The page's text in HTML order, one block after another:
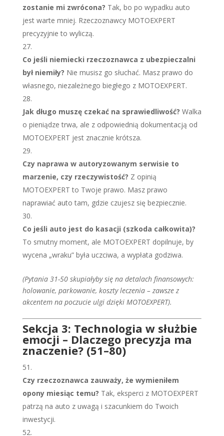
zostanie mi zwrócona? Tak, bo po wypadku auto
jest warte mniej. Rzeczoznawcy MOTOEXPERT
precyzyjnie to wyliczą.
Co jeśli niemiecki rzeczoznawca z ubezpieczalni
był niemiły? Nie musisz go słuchać. Masz prawo do
własnego, niezależnego biegłego z MOTOEXPERT.
Jak długo muszę czekać na sprawiedliwość? Walka
o pieniądze trwa, ale z odpowiednią dokumentacją od
MOTOEXPERT jest znacznie krótsza.
Czy naprawa w autoryzowanym serwisie to
marzenie, czy rzeczywistość? Z opinią
MOTOEXPERT to Twoje prawo. Masz prawo
naprawiać auto tam, gdzie czujesz się bezpiecznie.
Co jeśli auto jest do kasacji (szkoda całkowita)?
To smutny moment, ale MOTOEXPERT dopilnuje, by
wycena „wraku” była uczciwa, a wypłata godziwa.
(Pytania 31-50 skupiałyby się na detalach finansowych:
holowanie, parkowanie, koszty leczenia – zawsze z
akcentem na poczucie ulgi dzięki MOTOEXPERT).
Sekcja 3: Technologia w służbie
emocji – Dlaczego precyzja ma
znaczenie? (51–80)
Czy rzeczoznawca zauważy, że wymieniłem
opony miesiąc temu? Tak, eksperci z MOTOEXPERT
patrzą na auto z uwagą i szacunkiem do Twoich
inwestycji.